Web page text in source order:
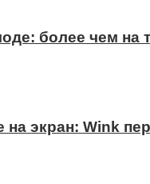
более чем на
на экран: Wink